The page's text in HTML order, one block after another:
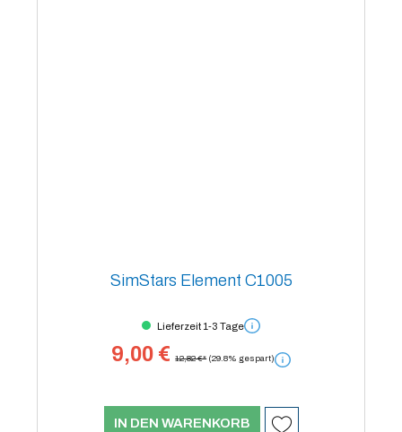
SimStars Element C1005
Lieferzeit 1-3 Tage
9,00 € 12,82 €* (29.8% gespart)
IN DEN WARENKORB